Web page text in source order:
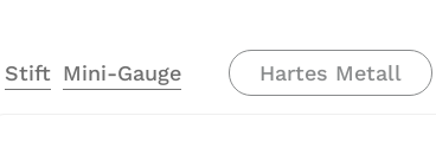
Stift Mini-Gauge Hartes Metall